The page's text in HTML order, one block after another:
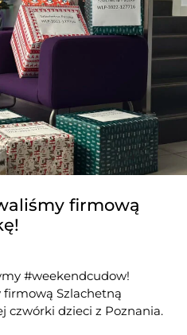
firmową
#weekendcudow!
Szlachetną
czwórki dzieci z Poznania.